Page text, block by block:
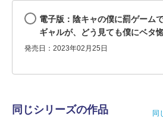
電子版：陰キャの僕に罰ゲーム
ギャルが、どう見ても僕にベタ
発売日：2023年02月25日
同じシリーズの作品 同